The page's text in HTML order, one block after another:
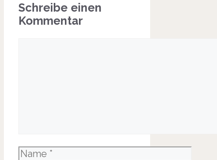
Schreibe einen
Kommentar
Name